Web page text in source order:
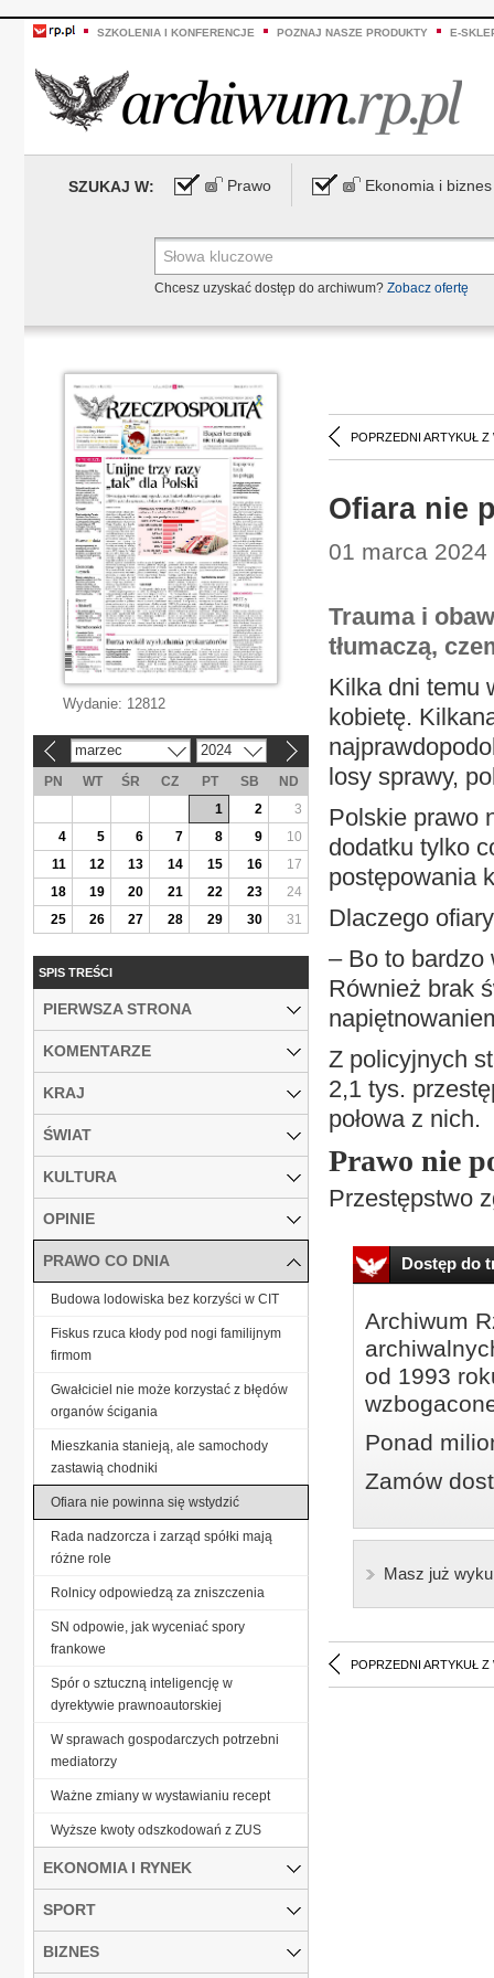
SZKOLENIA I KONFERENCJE POZNAJ NASZE PRODUKTY E-
SZUKAJ W: Prawo Ekonomia i biznes
Chcesz uzyskać dostęp do archiwum? Zobacz ofertę
POPRZEDNI ARTYKUŁ Z
Ofiara nie
01 marca
Trauma i
tłumaczą,
Kilka dni temu
kobietę.
losy sprawy,
Polskie prawo
dodatku tylko
postępowania
Dlaczego
– Bo to bardzo
Również brak
Z policyjnych
2,1 tys.
połowa z nich.
Prawo nie
Przestępstwo
Dostęp do
Archiwum
od 1993
Ponad
Zamów
Masz już
POPRZEDNI ARTYKUŁ Z
Wydanie: 12812
marzec 2024
PN WT ŚR CZ PT SB
ND
1
2
3
4
5 6 7 8 9
10
11
12 13 14 15 16
17
18
19 20 21 22 23
24
25
26 27 28 29 30 31
SPIS TREŚCI
PIERWSZA STRONA
KOMENTARZE
KRAJ
ŚWIAT
KULTURA
OPINIE
PRAWO CO DNIA
Budowa lodowiska bez korzyści w CIT
Fiskus rzuca kłody pod nogi familijnym
firmom
Gwałciciel nie może korzystać z błędów
organów ścigania
Mieszkania stanieją, ale samochody
zastawią chodniki
Ofiara nie powinna się wstydzić
Rada nadzorcza i zarząd spółki mają
różne role
Rolnicy odpowiedzą za zniszczenia
SN odpowie, jak wyceniać spory
frankowe
Spór o sztuczną inteligencję w
dyrektywie prawnoautorskiej
W sprawach gospodarczych potrzebni
mediatorzy
Ważne zmiany w wystawianiu recept
Wyższe kwoty odszkodowań z ZUS
EKONOMIA I RYNEK
SPORT
BIZNES